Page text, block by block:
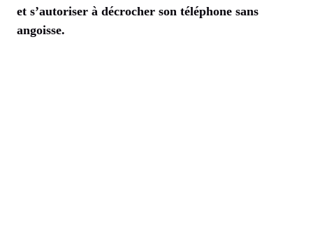
et s’autoriser à décrocher son téléphone sans
angoisse.